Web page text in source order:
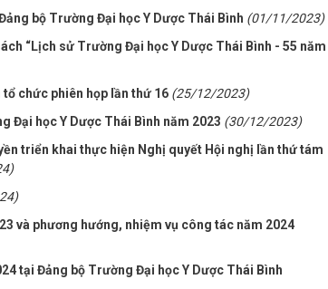
bộ Trường Đại học Y Dược Thái Bình (01/11/2023)
“Lịch sử Trường Đại học Y Dược Thái Bình - 55 năm
chức phiên họp lần thứ 16 (25/12/2023)
Đại học Y Dược Thái Bình năm 2023 (30/12/2023)
triển khai thực hiện Nghị quyết Hội nghị lần thứ tám
và phương hướng, nhiệm vụ công tác năm 2024
tại Đảng bộ Trường Đại học Y Dược Thái Bình